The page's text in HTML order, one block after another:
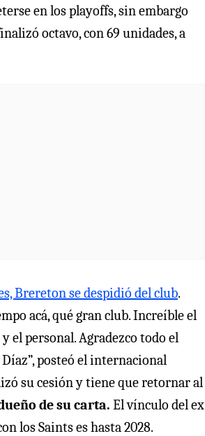
en los playoffs, sin embargo
octavo, con 69 unidades, a
Brereton se despidió del club.
acá, qué gran club. Increíble el
el personal. Agradezco todo el
posteó el internacional
su cesión y tiene que retornar al
de su carta. El vínculo del ex
los Saints es hasta 2028.